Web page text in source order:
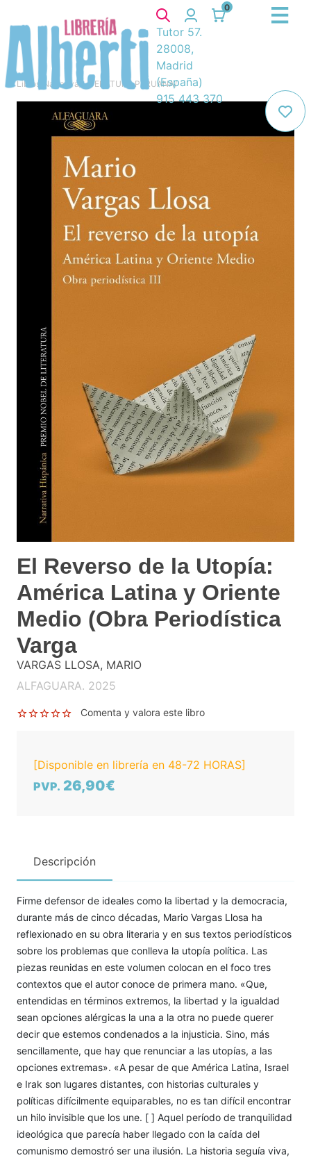
0
Tutor 57.
28008,
Madrid
(España)
915 443 370
Libros Narrativa/ LITERATURA PERUANA/
El Reverso de la Utopía:
América Latina y Oriente
Medio (Obra Periodística
Varga
VARGAS LLOSA, MARIO
ALFAGUARA. 2025
Comenta y valora este libro
[Disponible en librería en 48-72 HORAS]
PVP. 26,90€
Descripción
Firme defensor de ideales como la libertad y la democracia,
durante más de cinco décadas, Mario Vargas Llosa ha
reflexionado en su obra literaria y en sus textos periodísticos
sobre los problemas que conlleva la utopía política. Las
piezas reunidas en este volumen colocan en el foco tres
contextos que el autor conoce de primera mano. «Que,
entendidas en términos extremos, la libertad y la igualdad
sean opciones alérgicas la una a la otra no puede querer
decir que estemos condenados a la injusticia. Sino, más
sencillamente, que hay que renunciar a las utopías, a las
opciones extremas». «A pesar de que América Latina, Israel
e Irak son lugares distantes, con historias culturales y
políticas difícilmente equiparables, no es tan difícil encontrar
un hilo invisible que los une. [ ] Aquel período de tranquilidad
ideológica que parecía haber llegado con la caída del
comunismo demostró ser una ilusión. La historia seguía viva,